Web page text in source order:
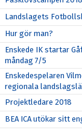
Landslagets
Hur gör man?
Enskede IK startar
måndag 7/5
Enskedespelaren
regionala
Projektledare 2018
BEA ICA utökar sitt